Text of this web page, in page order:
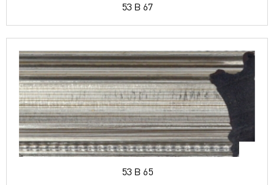
53 B 67
53 B 65